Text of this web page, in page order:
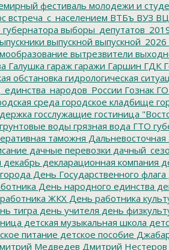
фестиваль молодежи и
встреча_с_населением ВТБъ ВУЗ
выпускной выпускной_2026
вытрезвители
Галушка гараж гаражи Гаршин ГДК
обстановка гидрологическая
Гознак
среда городское кладбище
госслужащие гостиница
грунтовые воды грязная вода ГТО
таможня Дальневосточная
дачные перевозки
декабрь декларационная компания
День Государственного флага
День народного единства
ЖКХ День работника
тигра день учителя день
детская музыкальная школа
питание детское пособие
Медведев Дмитрий Нестеров